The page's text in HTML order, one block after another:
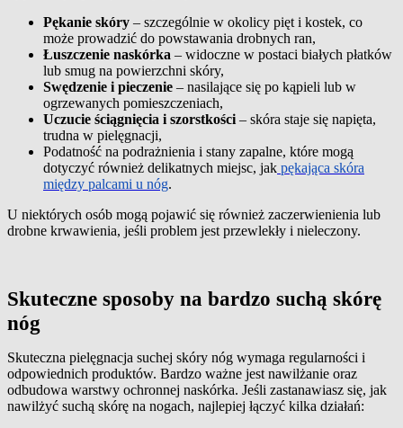
Pękanie skóry – szczególnie w okolicy pięt i kostek, co
może prowadzić do powstawania drobnych ran,
Łuszczenie naskórka – widoczne w postaci białych płatków
lub smug na powierzchni skóry,
Swędzenie i pieczenie – nasilające się po kąpieli lub w
ogrzewanych pomieszczeniach,
Uczucie ściągnięcia i szorstkości – skóra staje się napięta,
trudna w pielęgnacji,
Podatność na podrażnienia i stany zapalne, które mogą
dotyczyć również delikatnych miejsc, jak pękająca skóra
między palcami u nóg.
U niektórych osób mogą pojawić się również zaczerwienienia lub
drobne krwawienia, jeśli problem jest przewlekły i nieleczony.
Skuteczne sposoby na bardzo suchą skórę
nóg
Skuteczna pielęgnacja suchej skóry nóg wymaga regularności i
odpowiednich produktów. Bardzo ważne jest nawilżanie oraz
odbudowa warstwy ochronnej naskórka. Jeśli zastanawiasz się, jak
nawilżyć suchą skórę na nogach, najlepiej łączyć kilka działań: